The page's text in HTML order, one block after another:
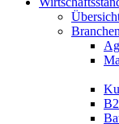
Branchen